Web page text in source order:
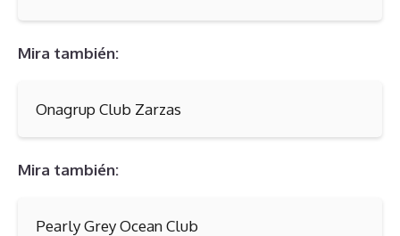
Mira también:
Onagrup Club Zarzas
Mira también:
Pearly Grey Ocean Club